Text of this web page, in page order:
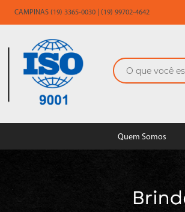
CAMPINAS (19) 3365-0030 | (19) 99702-4642
Quem Somos